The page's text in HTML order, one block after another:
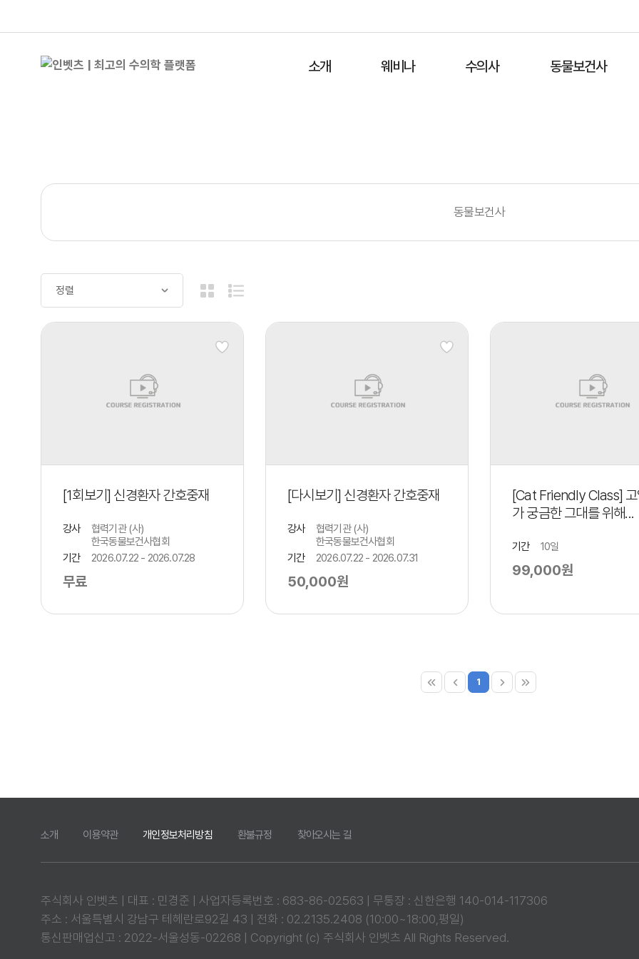
소개 웨비나 수의사 동물보건사
동물보건사
[1회보기] 신경환자 간호중재
강사
협력기관 (사)
한국동물보건사협회
기간
2026.07.22 - 2026.07.28
무료
[다시보기] 신경환자 간호중재
강사
협력기관 (사)
한국동물보건사협회
기간
2026.07.22 - 2026.07.31
50,000원
[Cat Friendly Class] 고
가 궁금한 그대를 위해...
기간 10일
99,000원
1
소개 이용약관 개인정보처리방침 환불규정 찾아오시는 길
주식회사 인벳츠 | 대표 : 민경준 | 사업자등록번호 : 683-86-02563 | 무통장 : 신한은행 140-014-117306
주소 : 서울특별시 강남구 테헤란로92길 43 | 전화 : 02.2135.2408 (10:00~18:00,평일)
통신판매업신고 : 2022-서울성동-02268 | Copyright (c) 주식회사 인벳츠 All Rights Reserved.